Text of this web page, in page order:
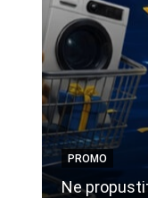
PROMO
Ne